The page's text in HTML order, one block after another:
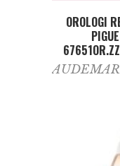
OROLOGI